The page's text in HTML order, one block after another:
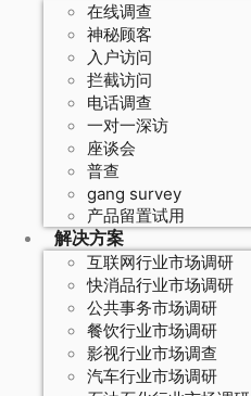
在线调查
神秘顾客
入户访问
拦截访问
电话调查
一对一深访
座谈会
普查
gang survey
产品留置试用
解决方案
互联网行业市场调研
快消品行业市场调研
公共事务市场调研
餐饮行业市场调研
影视行业市场调查
汽车行业市场调研